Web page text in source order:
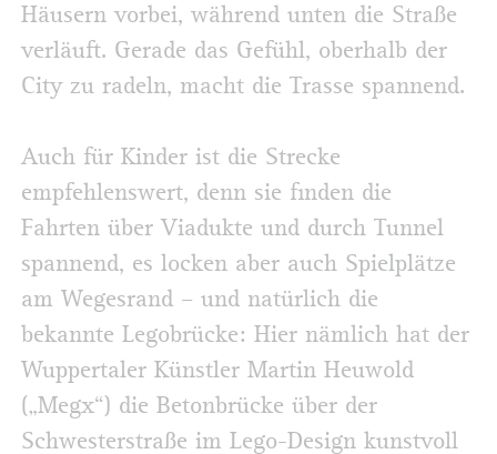
Häusern vorbei, während unten die Straße
verläuft. Gerade das Gefühl, oberhalb der
City zu radeln, macht die Trasse spannend.
Auch für Kinder ist die Strecke
empfehlenswert, denn sie finden die
Fahrten über Viadukte und durch Tunnel
spannend, es locken aber auch Spielplätze
am Wegesrand – und natürlich die
bekannte Legobrücke: Hier nämlich hat der
Wuppertaler Künstler Martin Heuwold
(„Megx“) die Betonbrücke über der
Schwesterstraße im Lego-Design kunstvoll